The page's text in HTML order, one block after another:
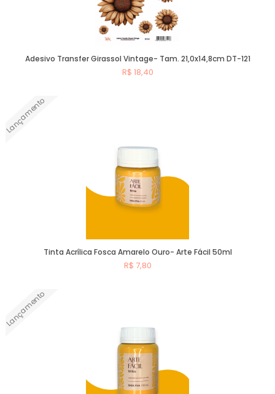
Adesivo Transfer Girassol Vintage- Tam. 21,0x14,8cm DT-121
R$ 18,40
Lançamento
Tinta Acrílica Fosca Amarelo Ouro- Arte Fácil 50ml
R$ 7,80
Lançamento